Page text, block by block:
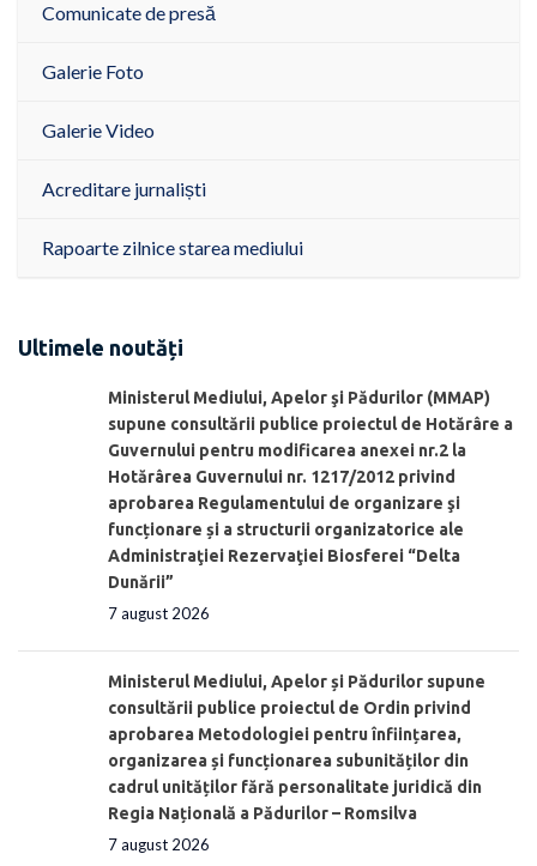
Comunicate de presă
Galerie Foto
Galerie Video
Acreditare jurnaliști
Rapoarte zilnice starea mediului
Ultimele noutăți
Ministerul Mediului, Apelor şi Pădurilor (MMAP)
supune consultării publice proiectul de Hotărâre a
Guvernului pentru modificarea anexei nr.2 la
Hotărârea Guvernului nr. 1217/2012 privind
aprobarea Regulamentului de organizare şi
funcționare și a structurii organizatorice ale
Administraţiei Rezervaţiei Biosferei “Delta
Dunării”
7 august 2026
Ministerul Mediului, Apelor și Pădurilor supune
consultării publice proiectul de Ordin privind
aprobarea Metodologiei pentru înființarea,
organizarea și funcționarea subunităților din
cadrul unităților fără personalitate juridică din
Regia Națională a Pădurilor – Romsilva
7 august 2026